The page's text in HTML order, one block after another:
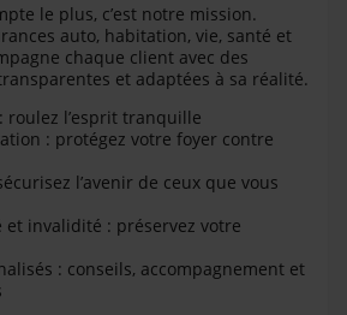
le plus, c’est notre mission.
auto, habitation, vie, santé et
chaque client avec des
et adaptées à sa réalité.
roulez l’esprit tranquille
: protégez votre foyer contre
l’avenir de ceux que vous
et invalidité : préservez votre
: conseils, accompagnement et